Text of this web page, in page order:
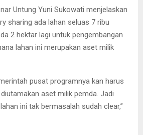
Untung Yuni Sukowati menjelaskan
sharing ada lahan seluas 7 ribu
2 hektar lagi untuk pengembangan
lahan ini merupakan aset milik
pusat programnya kan harus
aset milik pemda. Jadi
ini tak bermasalah sudah clear,”